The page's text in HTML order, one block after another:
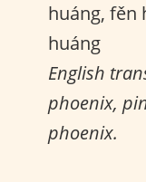
huáng, fěn
huáng
English
phoenix,
phoenix.